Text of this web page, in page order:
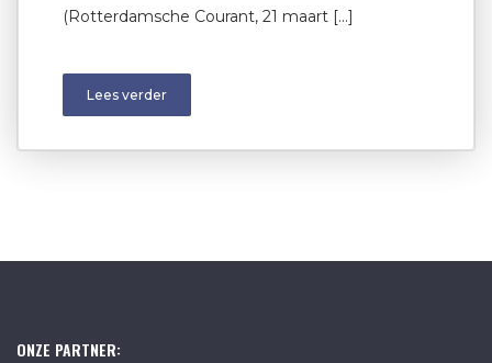
(Rotterdamsche Courant, 21 maart […]
Lees verder
ONZE PARTNER: